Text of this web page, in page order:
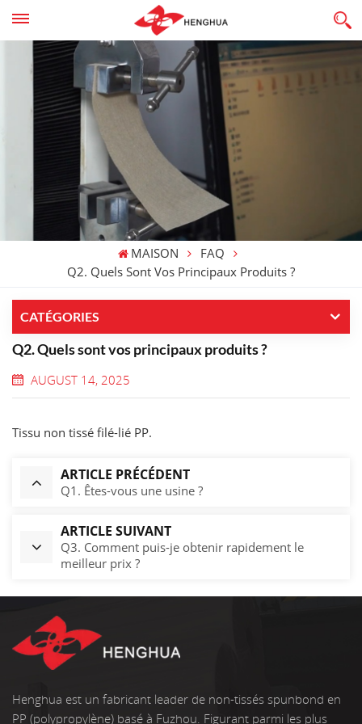
MAISON
FAQ
Q2. Quels Sont Vos Principaux Produits ?
CATÉGORIES
Q2. Quels sont vos principaux produits ?
AUGUST 14, 2025
Tissu non tissé filé-lié PP.
ARTICLE PRÉCÉDENT
Q1. Êtes-vous une usine ?
ARTICLE SUIVANT
Q3. Comment puis-je obtenir rapidement le
meilleur prix ?
Henghua est un fabricant leader de non-tissés spunbond en
PP (polypropylène) basé à Fuzhou. Figurant parmi les plus